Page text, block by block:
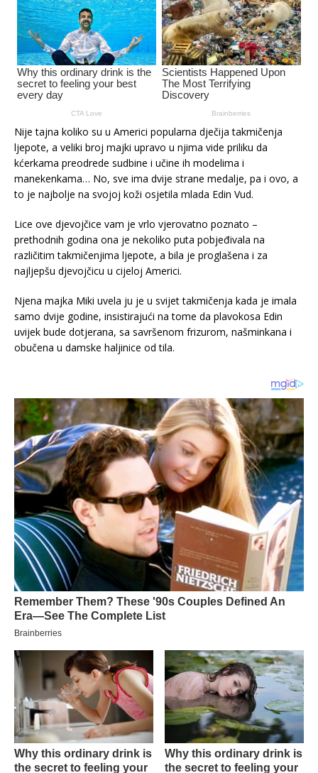
Nije tajna koliko su u Americi popularna dječija takmičenja
ljepote, a veliki broj majki upravo u njima vide priliku da
kćerkama preodrede sudbine i učine ih modelima i
manekenkama… No, sve ima dvije strane medalje, pa i ovo, a
to je najbolje na svojoj koži osjetila mlada Edin Vud.
Lice ove djevojčice vam je vrlo vjerovatno poznato –
prethodnih godina ona je nekoliko puta pobjeđivala na
različitim takmičenjima ljepote, a bila je proglašena i za
najljepšu djevojčicu u cijeloj Americi.
Njena majka Miki uvela ju je u svijet takmičenja kada je imala
samo dvije godine, insistirajući na tome da plavokosa Edin
uvijek bude dotjerana, sa savršenom frizurom, našminkana i
obučena u damske haljinice od tila.